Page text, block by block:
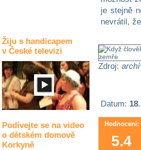
Žiju s handicapem
v České televizi
Podívejte se na video
o dětském domově
Korkyně
je stejně
nevrátil,
Zdroj:
Datum:
Hodnocení:
5.4